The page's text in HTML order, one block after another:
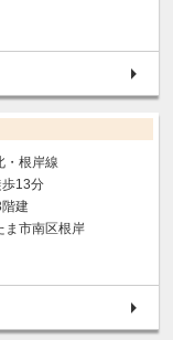
・根岸線
歩13分
建
ま市南区根岸